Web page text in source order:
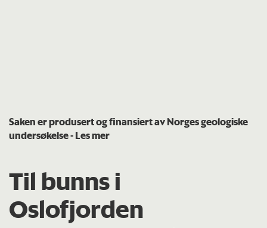
Saken er produsert og finansiert av Norges geologiske
undersøkelse- Les mer
Til bunns i
Oslofjorden